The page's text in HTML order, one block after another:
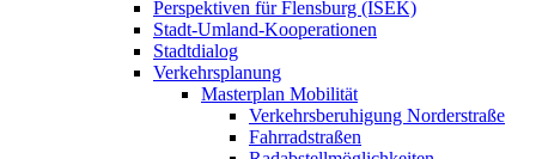
Perspektiven für Flensburg (ISEK)
Stadt-Umland-Kooperationen
Stadtdialog
Verkehrsplanung
Masterplan Mobilität
Verkehrsberuhigung Norderstraße
Fahrradstraßen